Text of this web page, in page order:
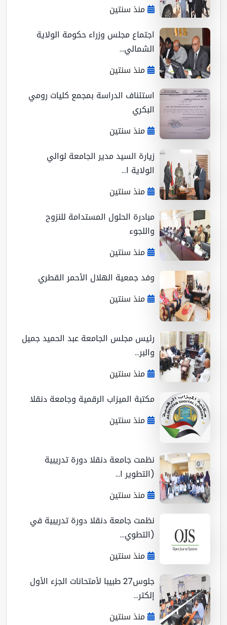
منذ سنتين
اجتماع مجلس وزراء حكومة الولاية
الشمالي...
منذ سنتين
استئناف الدراسة بمجمع كليات رومي
البكري
منذ سنتين
زيارة السيد مدير الجامعة لوالي
الولاية ا...
منذ سنتين
مبادرة الحلول المستدامة للنزوح
واللجوء
منذ سنتين
وفد جمعية الهلال الأحمر القطري
منذ سنتين
رئيس مجلس الجامعة عبد الحميد جميل
والبر...
منذ سنتين
مكتبة الميزاب الرقمية وجامعة دنقلا
منذ سنتين
نظمت جامعة دنقلا دورة تدريبية
(التطوير ا...
منذ سنتين
نظمت جامعة دنقلا دورة تدريبية في
(التطوي...
منذ سنتين
جلوس27 طبيبا لأمتحانات الجزء الأول
إلكتر...
منذ سنتين